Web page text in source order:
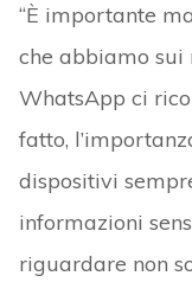
“È importante
che abbiamo sui
WhatsApp ci
fatto,
dispositivi
informazioni
riguardare non